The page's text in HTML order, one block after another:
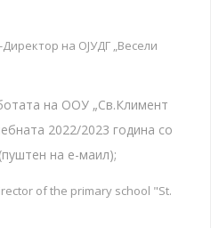
на ОЈУДГ „Весели
на ООУ „Св.Климент
2022/2023 година со
на е-маил);
of the primary school "St.